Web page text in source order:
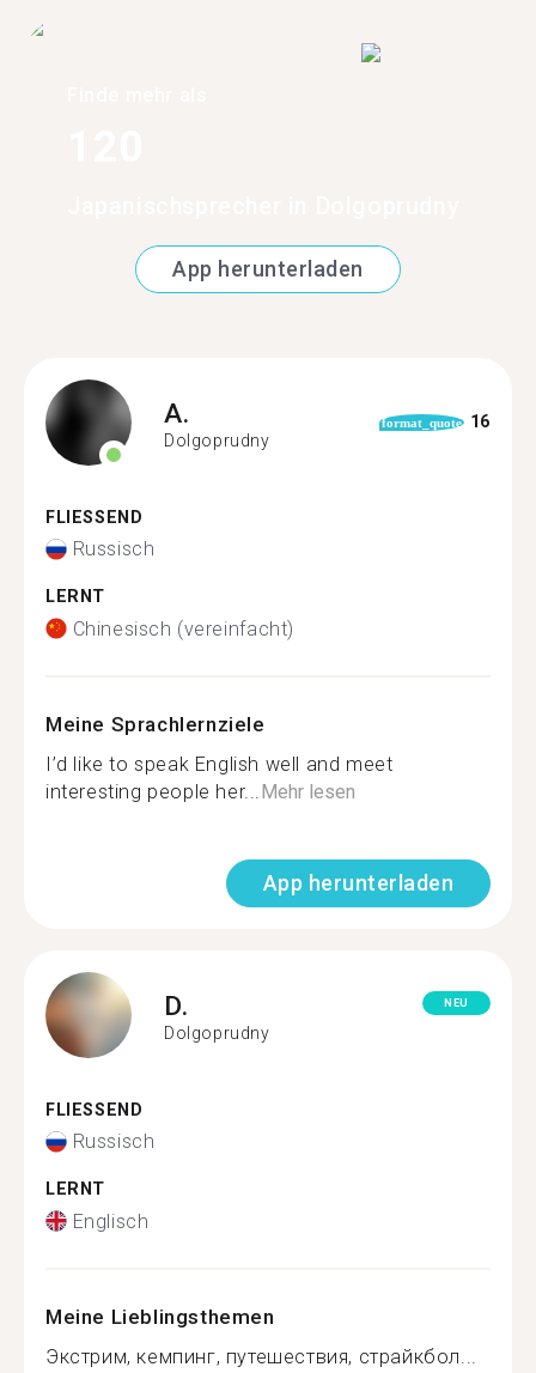
App herunterladen
A.
Dolgoprudny
format_quote 16
FLIESSEND
Russisch
LERNT
Chinesisch (vereinfacht)
Meine Sprachlernziele
I’d like to speak English well and meet
interesting people her... Mehr lesen
App herunterladen
D.
Dolgoprudny
NEU
FLIESSEND
Russisch
LERNT
Englisch
Meine Lieblingsthemen
Экстрим, кемпинг, путешествия, страйкбол...